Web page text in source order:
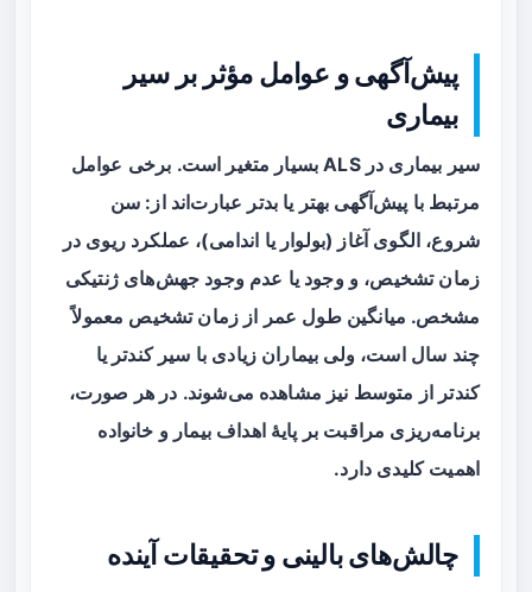
پیش‌آگهی و عوامل مؤثر بر سیر
بیماری
سیر بیماری در ALS بسیار متغیر است. برخی عوامل
مرتبط با پیش‌آگهی بهتر یا بدتر عبارت‌اند از: سن
شروع، الگوی آغاز (بولوار یا اندامی)، عملکرد ریوی در
زمان تشخیص، و وجود یا عدم وجود جهش‌های ژنتیکی
مشخص. میانگین طول عمر از زمان تشخیص معمولاً
چند سال است، ولی بیماران زیادی با سیر کندتر یا
کندتر از متوسط نیز مشاهده می‌شوند. در هر صورت،
برنامه‌ریزی مراقبت بر پایهٔ اهداف بیمار و خانواده
اهمیت کلیدی دارد.
چالش‌های بالینی و تحقیقات آینده